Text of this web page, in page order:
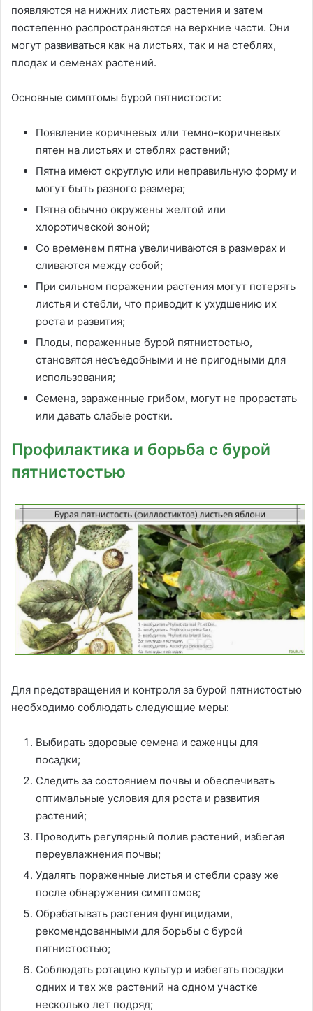
появляются на нижних листьях растения и затем
постепенно распространяются на верхние части. Они
могут развиваться как на листьях, так и на стеблях,
плодах и семенах растений.
Основные симптомы бурой пятнистости:
Появление коричневых или темно-коричневых
пятен на листьях и стеблях растений;
Пятна имеют округлую или неправильную форму и
могут быть разного размера;
Пятна обычно окружены желтой или
хлоротической зоной;
Со временем пятна увеличиваются в размерах и
сливаются между собой;
При сильном поражении растения могут потерять
листья и стебли, что приводит к ухудшению их
роста и развития;
Плоды, пораженные бурой пятнистостью,
становятся несъедобными и не пригодными для
использования;
Семена, зараженные грибом, могут не прорастать
или давать слабые ростки.
Профилактика и борьба с бурой
пятнистостью
Для предотвращения и контроля за бурой пятнистостью
необходимо соблюдать следующие меры:
Выбирать здоровые семена и саженцы для
посадки;
Следить за состоянием почвы и обеспечивать
оптимальные условия для роста и развития
растений;
Проводить регулярный полив растений, избегая
переувлажнения почвы;
Удалять пораженные листья и стебли сразу же
после обнаружения симптомов;
Обрабатывать растения фунгицидами,
рекомендованными для борьбы с бурой
пятнистостью;
Соблюдать ротацию культур и избегать посадки
одних и тех же растений на одном участке
несколько лет подряд;